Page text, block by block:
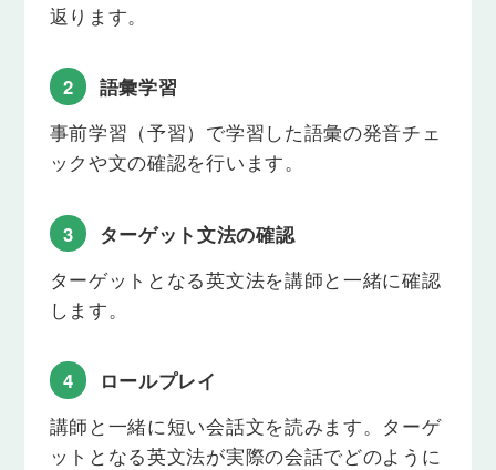
Lesson 17
「〜することによって習得しました」「〜について
考えたことがありますか」のように、前置詞と動名
詞を使って「～によって」「～について」「～のた
めに」といった文を言えるようになります。
動詞-ing形を伴う様々な表現
「～するのに問題・苦労・困難がある」「～して過
ごす」「～するのに忙しい」といった文を言えるよ
うになります。
意味上の主語を伴う動名詞
動詞には ing と相性の良いものがあります。それら
を覚えて文の中で適切に使うことで、より自然な言
い回しで表現できるようになります。
返ります。
2
語彙学習
事前学習（予習）で学習した語彙の発音チェ
ックや文の確認を行います。
3
ターゲット文法の確認
ターゲットとなる英文法を講師と一緒に確認
します。
4
ロールプレイ
講師と一緒に短い会話文を読みます。ターゲ
ットとなる英文法が実際の会話でどのように